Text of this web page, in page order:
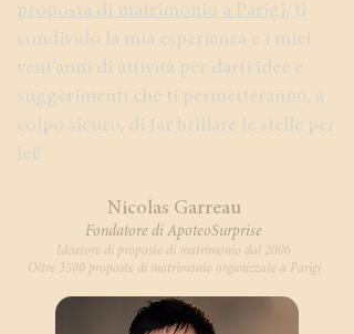
proposta di matrimonio a Parigi , ti
condivido la mia esperienza e i miei
vent’anni di attività per darti idee e
suggerimenti che ti permetteranno, a
colpo sicuro, di far brillare le stelle per
lei!
​Nicolas Garreau
Fondatore di ApoteoSurprise
Ideatore di proposte di matrimonio dal 2006
Oltre 3500 proposte di matrimonio organizzate a Parigi